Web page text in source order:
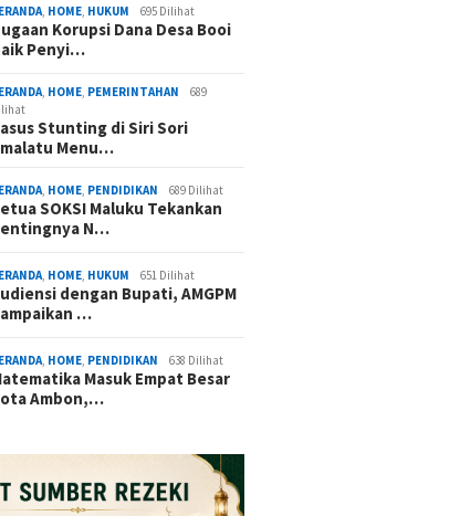
, HOME, HUKUM 695 Dilihat
Korupsi Dana Desa Booi
Penyi…
, HOME, PEMERINTAHAN
689
Stunting di Siri Sori
Menu…
, HOME, PENDIDIKAN 689 Dilihat
SOKSI Maluku Tekankan
N…
, HOME, HUKUM 651 Dilihat
dengan Bupati, AMGPM
…
, HOME, PENDIDIKAN 638 Dilihat
Masuk Empat Besar
Ambon,…